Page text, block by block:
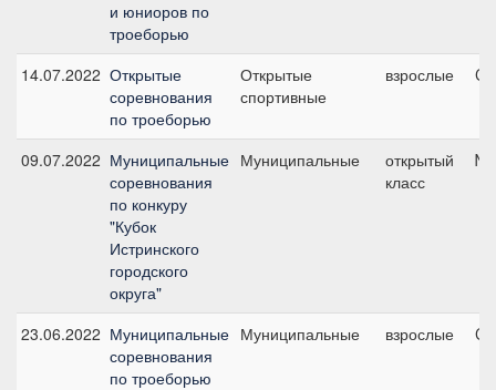
и юниоров по
троеборью
14.07.2022 Открытые
соревнования
по троеборью
Открытые
спортивные
взрослые
09.07.2022 Муниципальные
соревнования
по конкуру
"Кубок
Истринского
городского
округа"
Муниципальные
открытый
класс
23.06.2022 Муниципальные
соревнования
по троеборью
Муниципальные взрослые